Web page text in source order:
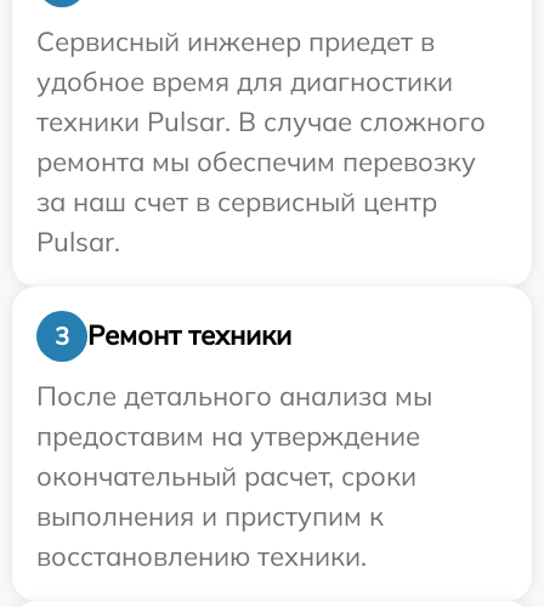
Сервисный инженер приедет в
удобное время для диагностики
техники Pulsar. В случае сложного
ремонта мы обеспечим перевозку
за наш счет в сервисный центр
Pulsar.
3
Ремонт техники
После детального анализа мы
предоставим на утверждение
окончательный расчет, сроки
выполнения и приступим к
восстановлению техники.